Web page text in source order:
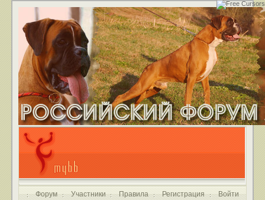
Форум Участники Правила Регистрация Войти